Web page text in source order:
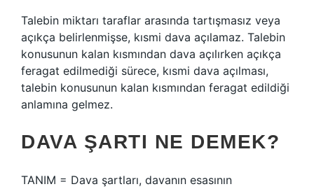
Talebin miktarı taraflar arasında tartışmasız veya
açıkça belirlenmişse, kısmi dava açılamaz. Talebin
konusunun kalan kısmından dava açılırken açıkça
feragat edilmediği sürece, kısmi dava açılması,
talebin konusunun kalan kısmından feragat edildiği
anlamına gelmez.
DAVA ŞARTI NE DEMEK?
TANIM = Dava şartları, davanın esasının